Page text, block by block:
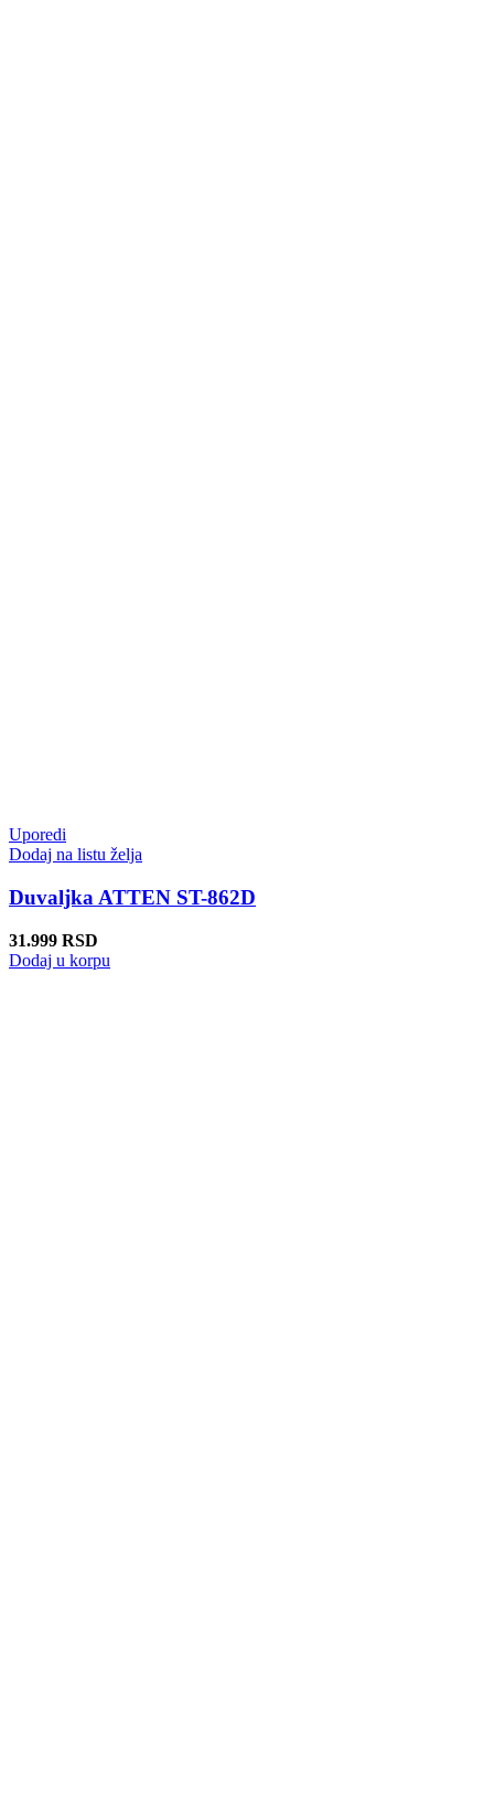
Uporedi
Dodaj na listu želja
Duvaljka ATTEN ST-862D
31.999 RSD
Dodaj u korpu